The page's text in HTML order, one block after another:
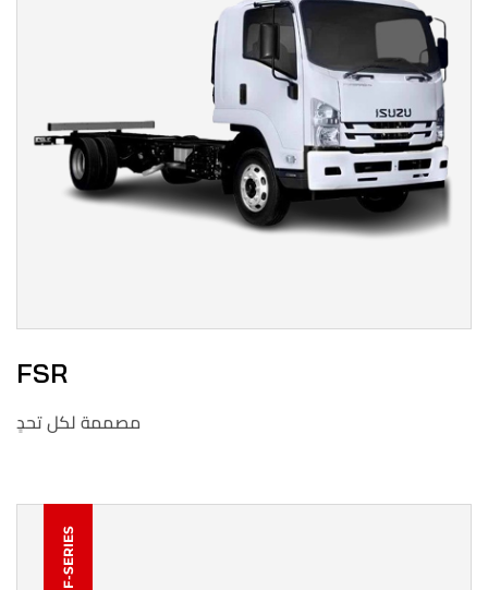
FSR
مصممة لكل تحدٍ
F-SERIES